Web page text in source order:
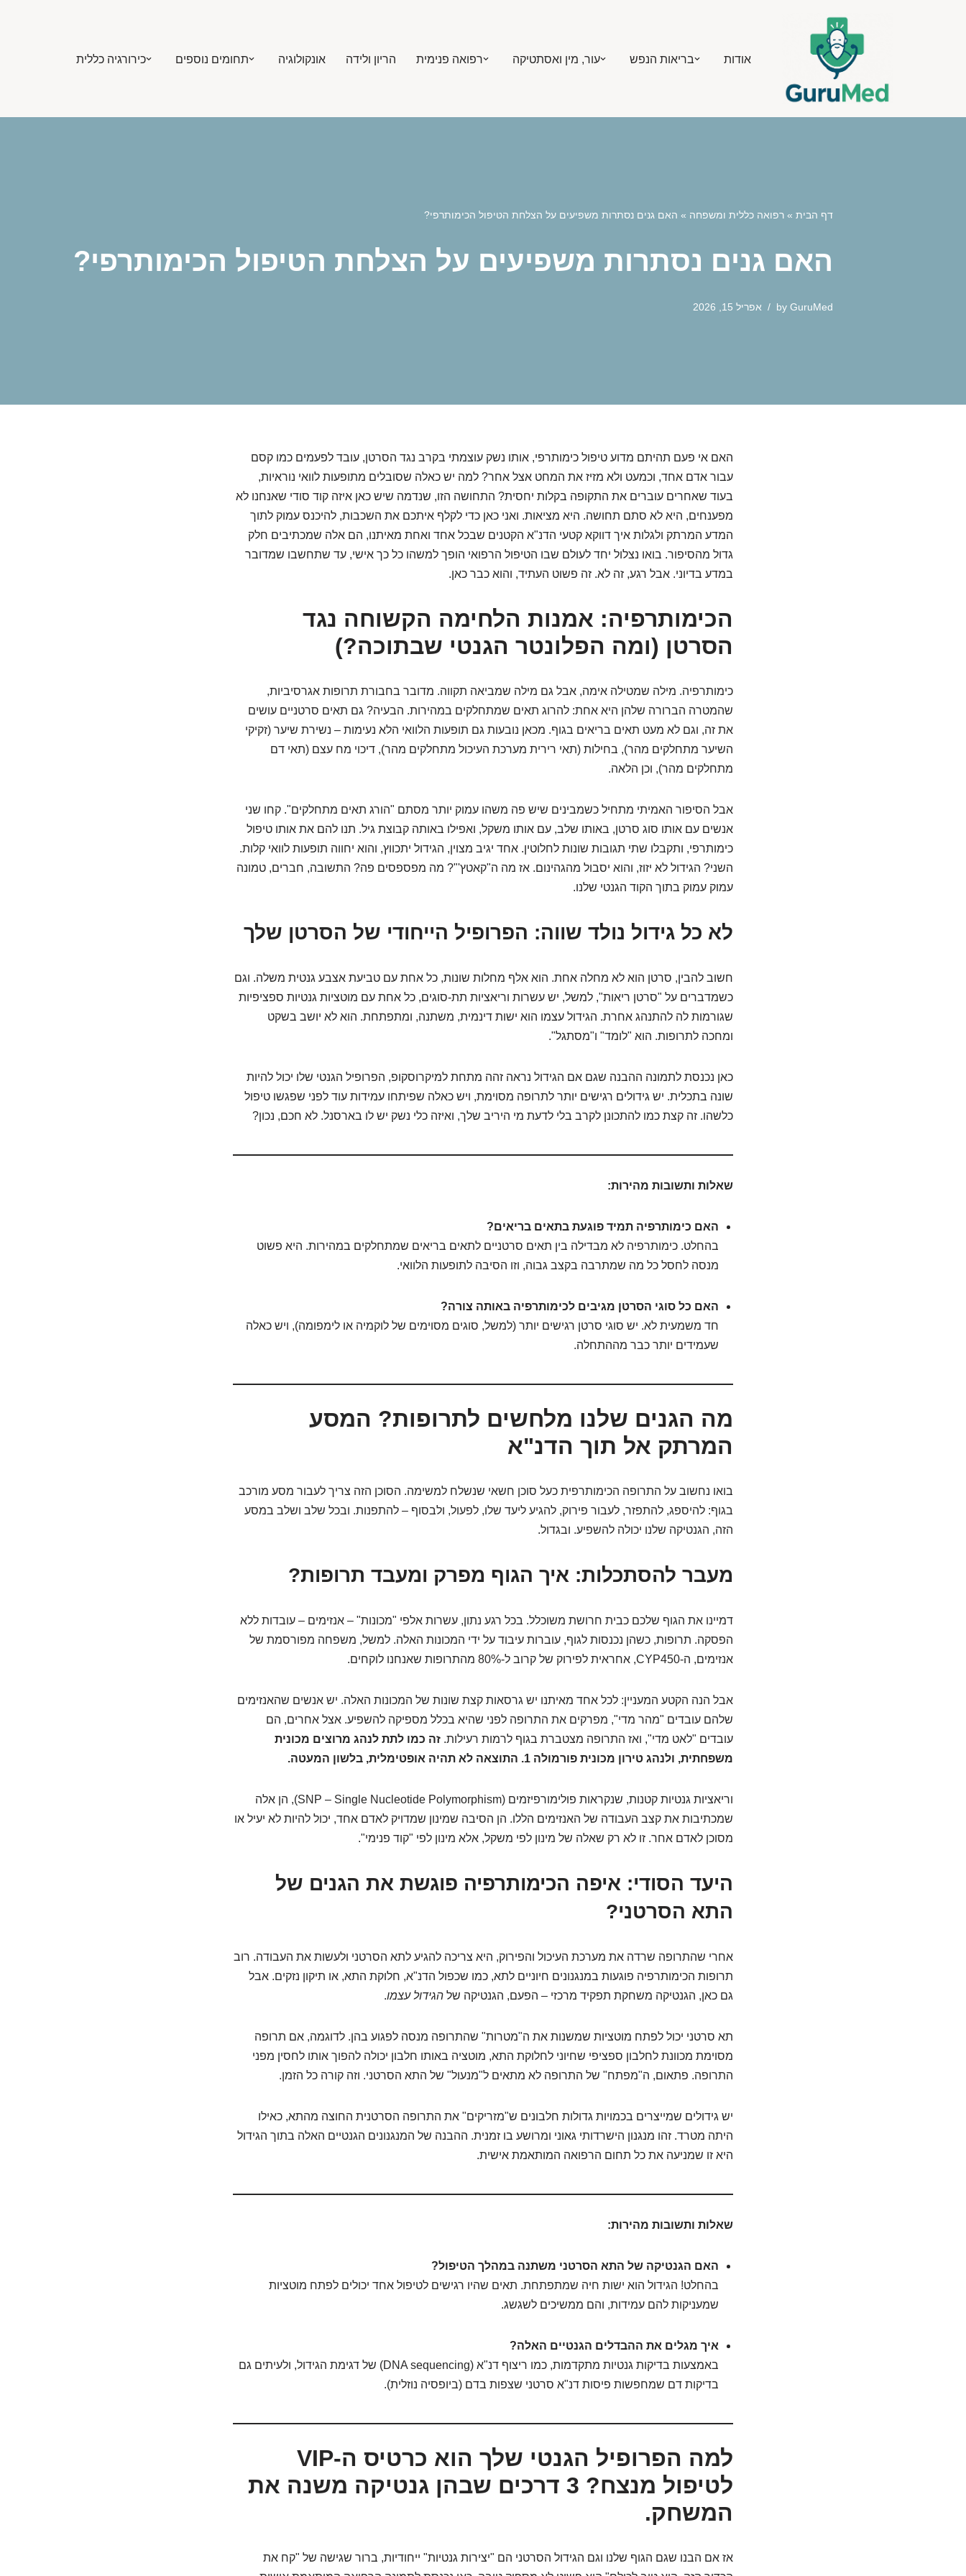
אודות בריאות הנפש עור, מין ואסתטיקה רפואה פנימית הריון ולידה אונקולוגיה תחומים נוספים כירורגיה כללית
דף הבית » רפואה כללית ומשפחה » האם גנים נסתרות משפיעים על הצלחת הטיפול הכימותרפי?
האם גנים נסתרות משפיעים על הצלחת הטיפול הכימותרפי?
by GuruMed אפריל 15, 2026
האם אי פעם תהיתם מדוע טיפול כימותרפי, אותו נשק עוצמתי בקרב נגד הסרטן, עובד לפעמים כמו קסם
עבור אדם אחד, וכמעט ולא מזיז את המחט אצל אחר? למה יש כאלה שסובלים מתופעות לוואי נוראיות,
בעוד שאחרים עוברים את התקופה בקלות יחסית? התחושה הזו, שנדמה שיש כאן איזה קוד סודי שאנחנו לא
מפענחים, היא לא סתם תחושה. היא מציאות. ואני כאן כדי לקלף איתכם את השכבות, להיכנס עמוק לתוך
המדע המרתק ולגלות איך דווקא קטעי הדנ"א הקטנים שבכל אחד ואחת מאיתנו, הם אלה שמכתיבים חלק
גדול מהסיפור. בואו נצלול יחד לעולם שבו הטיפול הרפואי הופך למשהו כל כך אישי, עד שתחשבו שמדובר
במדע בדיוני. אבל רגע, זה לא. זה פשוט העתיד, והוא כבר כאן.
הכימותרפיה: אמנות הלחימה הקשוחה נגד
הסרטן (ומה הפלונטר הגנטי שבתוכה?)
כימותרפיה. מילה שמטילה אימה, אבל גם מילה שמביאה תקווה. מדובר בחבורת תרופות אגרסיביות,
שהמטרה הברורה שלהן היא אחת: להרוג תאים שמתחלקים במהירות. הבעיה? גם תאים סרטניים עושים
את זה, וגם לא מעט תאים בריאים בגוף. מכאן נובעות גם תופעות הלוואי הלא נעימות – נשירת שיער (זקיקי
השיער מתחלקים מהר), בחילות (תאי רירית מערכת העיכול מתחלקים מהר), דיכוי מח עצם (תאי דם
מתחלקים מהר), וכן הלאה.
אבל הסיפור האמיתי מתחיל כשמבינים שיש פה משהו עמוק יותר מסתם "הורג תאים מתחלקים". קחו שני
אנשים עם אותו סוג סרטן, באותו שלב, עם אותו משקל, ואפילו באותה קבוצת גיל. תנו להם את אותו טיפול
כימותרפי, ותקבלו שתי תגובות שונות לחלוטין. אחד יגיב מצוין, הגידול יתכווץ, והוא יחווה תופעות לוואי קלות.
השני? הגידול לא יזוז, והוא יסבול מהגהינום. אז מה ה"קאטץ'"? מה מפספסים פה? התשובה, חברים, טמונה
עמוק עמוק בתוך הקוד הגנטי שלנו.
לא כל גידול נולד שווה: הפרופיל הייחודי של הסרטן שלך
חשוב להבין, סרטן הוא לא מחלה אחת. הוא אלף מחלות שונות, כל אחת עם טביעת אצבע גנטית משלה. וגם
כשמדברים על "סרטן ריאות", למשל, יש עשרות וריאציות תת-סוגים, כל אחת עם מוטציות גנטיות ספציפיות
שגורמות לה להתנהג אחרת. הגידול עצמו הוא ישות דינמית, משתנה, ומתפתחת. הוא לא יושב בשקט
ומחכה לתרופות. הוא "לומד" ו"מסתגל".
כאן נכנסת לתמונה ההבנה שגם אם הגידול נראה זהה מתחת למיקרוסקופ, הפרופיל הגנטי שלו יכול להיות
שונה בתכלית. יש גידולים רגישים יותר לתרופה מסוימת, ויש כאלה שפיתחו עמידות עוד לפני שפגשו טיפול
כלשהו. זה קצת כמו להתכונן לקרב בלי לדעת מי היריב שלך, ואיזה כלי נשק יש לו בארסנל. לא חכם, נכון?
שאלות ותשובות מהירות:
האם כימותרפיה תמיד פוגעת בתאים בריאים?
בהחלט. כימותרפיה לא מבדילה בין תאים סרטניים לתאים בריאים שמתחלקים במהירות. היא פשוט
מנסה לחסל כל מה שמתרבה בקצב גבוה, וזו הסיבה לתופעות הלוואי.
האם כל סוגי הסרטן מגיבים לכימותרפיה באותה צורה?
חד משמעית לא. יש סוגי סרטן רגישים יותר (למשל, סוגים מסוימים של לוקמיה או לימפומה), ויש כאלה
שעמידים יותר כבר מההתחלה.
מה הגנים שלנו מלחשים לתרופות? המסע
המרתק אל תוך הדנ"א
בואו נחשוב על התרופה הכימותרפית כעל סוכן חשאי שנשלח למשימה. הסוכן הזה צריך לעבור מסע מורכב
בגוף: להיספג, להתפזר, לעבור פירוק, להגיע ליעד שלו, לפעול, ולבסוף – להתפנות. ובכל שלב ושלב במסע
הזה, הגנטיקה שלנו יכולה להשפיע. ובגדול.
מעבר להסתכלות: איך הגוף מפרק ומעבד תרופות?
דמיינו את הגוף שלכם כבית חרושת משוכלל. בכל רגע נתון, עשרות אלפי "מכונות" – אנזימים – עובדות ללא
הפסקה. תרופות, כשהן נכנסות לגוף, עוברות עיבוד על ידי המכונות האלה. למשל, משפחה מפורסמת של
אנזימים, ה-CYP450, אחראית לפירוק של קרוב ל-80% מהתרופות שאנחנו לוקחים.
אבל הנה הקטע המעניין: לכל אחד מאיתנו יש גרסאות קצת שונות של המכונות האלה. יש אנשים שהאנזימים
שלהם עובדים "מהר מדי", מפרקים את התרופה לפני שהיא בכלל מספיקה להשפיע. אצל אחרים, הם
עובדים "לאט מדי", ואז התרופה מצטברת בגוף לרמות רעילות.זה כמו לתת לנהג מרוצים מכונית
משפחתית, ולנהג טירון מכונית פורמולה 1. התוצאה לא תהיה אופטימלית, בלשון המעטה.
וריאציות גנטיות קטנות, שנקראות פולימורפיזמים (SNP – Single Nucleotide Polymorphism), הן אלה
שמכתיבות את קצב העבודה של האנזימים הללו. הן הסיבה שמינון שמדויק לאדם אחד, יכול להיות לא יעיל או
מסוכן לאדם אחר. זו לא רק שאלה של מינון לפי משקל, אלא מינון לפי "קוד פנימי".
היעד הסודי: איפה הכימותרפיה פוגשת את הגנים של
התא הסרטני?
אחרי שהתרופה שרדה את מערכת העיכול והפירוק, היא צריכה להגיע לתא הסרטני ולעשות את העבודה. רוב
תרופות הכימותרפיה פוגעות במנגנונים חיוניים לתא, כמו שכפול הדנ"א, חלוקת התא, או תיקון נזקים. אבל
גם כאן, הגנטיקה משחקת תפקיד מרכזי – הפעם, הגנטיקה שלהגידול עצמו.
תא סרטני יכול לפתח מוטציות שמשנות את ה"מטרות" שהתרופה מנסה לפגוע בהן. לדוגמה, אם תרופה
מסוימת מכוונת לחלבון ספציפי שחיוני לחלוקת התא, מוטציה באותו חלבון יכולה להפוך אותו לחסין מפני
התרופה. פתאום, ה"מפתח" של התרופה לא מתאים ל"מנעול" של התא הסרטני. וזה קורה כל הזמן.
יש גידולים שמייצרים בכמויות גדולות חלבונים ש"מזריקים" את התרופה הסרטנית החוצה מהתא, כאילו
היתה מטרד. זהו מנגנון הישרדותי גאוני ומרושע בו זמנית. ההבנה של המנגנונים הגנטיים האלה בתוך הגידול
היא זו שמניעה את כל תחום הרפואה המותאמת אישית.
שאלות ותשובות מהירות:
האם הגנטיקה של התא הסרטני משתנה במהלך הטיפול?
בהחלט! הגידול הוא ישות חיה שמתפתחת. תאים שהיו רגישים לטיפול אחד יכולים לפתח מוטציות
שמעניקות להם עמידות, והם ממשיכים לשגשג.
איך מגלים את ההבדלים הגנטיים האלה?
באמצעות בדיקות גנטיות מתקדמות, כמו ריצוף דנ"א (DNA sequencing) של דגימת הגידול, ולעיתים גם
בדיקות דם שמחפשות פיסות דנ"א סרטני שצפות בדם (ביופסיה נוזלית).
למה הפרופיל הגנטי שלך הוא כרטיס ה-VIP
לטיפול מנצח? 3 דרכים שבהן גנטיקה משנה את
המשחק.
אז אם הבנו שגם הגוף שלנו וגם הגידול הסרטני הם "יצירות גנטיות" ייחודיות, ברור שגישה של "קח את